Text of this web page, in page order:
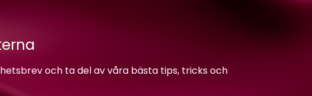
och ta del av våra bästa tips, tricks och